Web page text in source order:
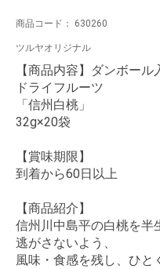
商品コード： 630260
ツルヤオリジナル
【商品内容】ダンボール
ドライフルーツ
「信州白桃」
32g×20袋
【賞味期限】
到着から60日以上
【商品紹介】
信州川中島平の白桃を半
逃がさないよう、
風味・食感を残し、ひと